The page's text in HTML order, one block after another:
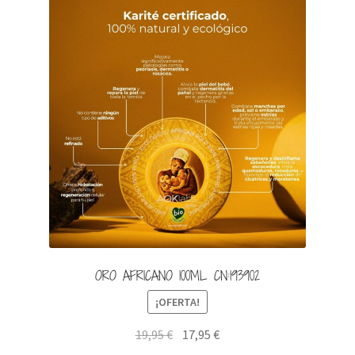
ORO AFRICANO 100ML CN:193902
¡OFERTA!
19,95€ El17,95€El